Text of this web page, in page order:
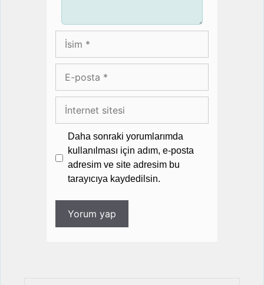
İsim
posta
İnternet
sitesi
Daha sonraki yorumlarımda
kullanılması için adım, e-posta
adresim ve site adresim bu
tarayıcıya kaydedilsin.